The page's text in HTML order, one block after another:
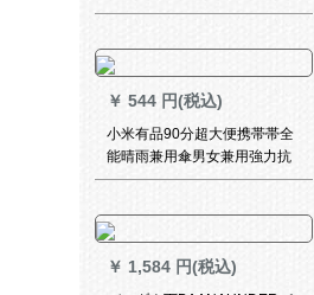
と、防風分体式レインコース
ウドレス2 XLコード175身長
(130-150斤)の紺色(帽子と隠
れます)です。
￥ 544 円(税込)
小米有品90分超大便携帯帯全
能晴雨兼用傘男女兼用強力抗
風日烧け止め指数40+4級防水
￥ 1,584 円(税込)